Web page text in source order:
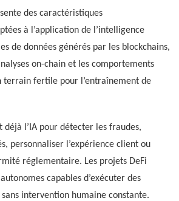
des caractéristiques
à l’application de l’intelligence
de données générés par les blockchains,
on-chain et les comportements
terrain fertile pour l’entraînement de
déjà l’IA pour détecter les fraudes,
personnaliser l’expérience client ou
réglementaire. Les projets DeFi
capables d’exécuter des
intervention humaine constante.